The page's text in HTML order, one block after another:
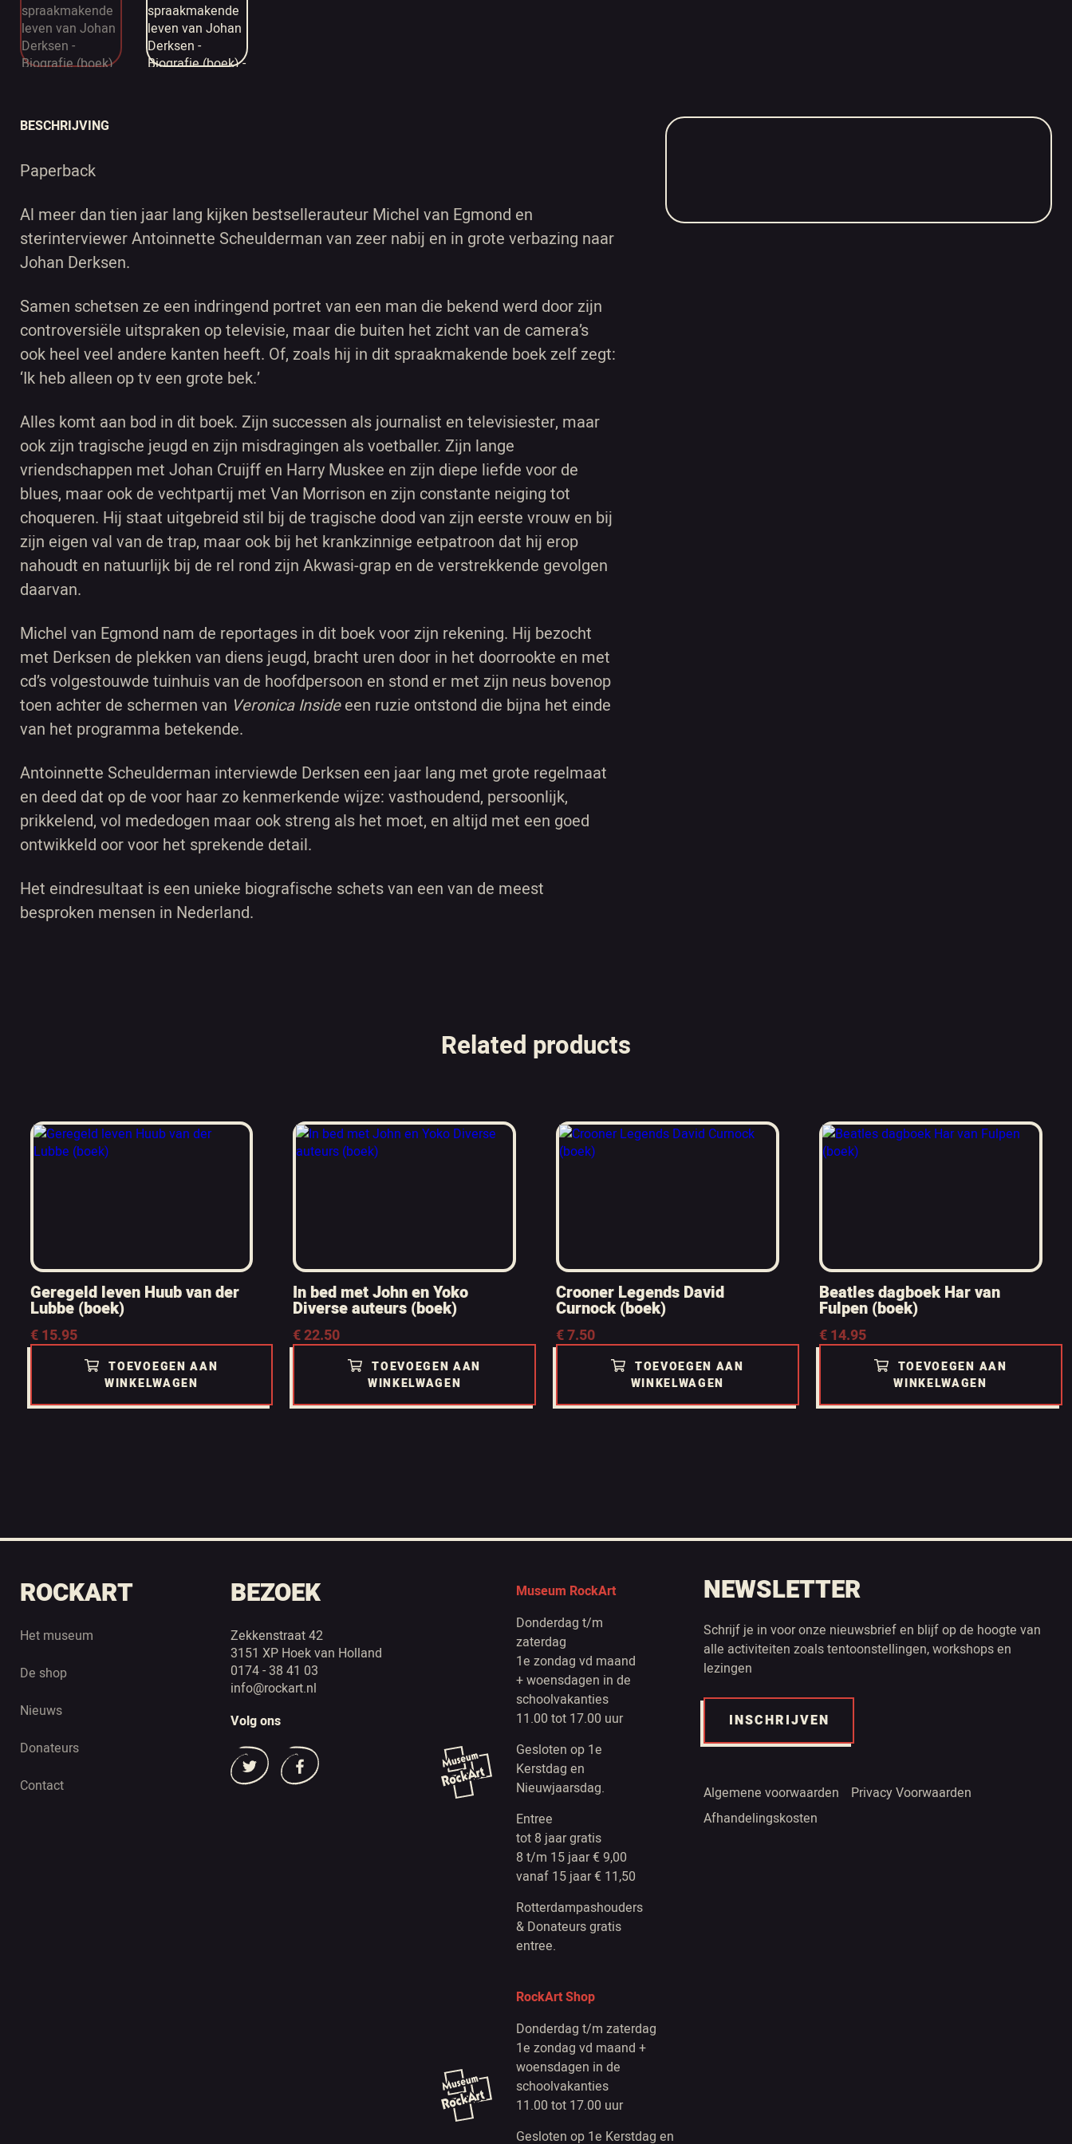
BESCHRIJVING
Paperback
Al meer dan tien jaar lang kijken bestsellerauteur Michel van Egmond en
sterinterviewer Antoinnette Scheulderman van zeer nabij en in grote verbazing naar
Johan Derksen.
Samen schetsen ze een indringend portret van een man die bekend werd door zijn
controversiële uitspraken op televisie, maar die buiten het zicht van de camera’s
ook heel veel andere kanten heeft. Of, zoals hij in dit spraakmakende boek zelf zegt:
‘Ik heb alleen op tv een grote bek.’
Alles komt aan bod in dit boek. Zijn successen als journalist en televisiester, maar
ook zijn tragische jeugd en zijn misdragingen als voetballer. Zijn lange
vriendschappen met Johan Cruijff en Harry Muskee en zijn diepe liefde voor de
blues, maar ook de vechtpartij met Van Morrison en zijn constante neiging tot
choqueren. Hij staat uitgebreid stil bij de tragische dood van zijn eerste vrouw en bij
zijn eigen val van de trap, maar ook bij het krankzinnige eetpatroon dat hij erop
nahoudt en natuurlijk bij de rel rond zijn Akwasi-grap en de verstrekkende gevolgen
daarvan.
Michel van Egmond nam de reportages in dit boek voor zijn rekening. Hij bezocht
met Derksen de plekken van diens jeugd, bracht uren door in het doorrookte en met
cd’s volgestouwde tuinhuis van de hoofdpersoon en stond er met zijn neus bovenop
toen achter de schermen van Veronica Insideeen ruzie ontstond die bijna het einde
van het programma betekende.
Antoinnette Scheulderman interviewde Derksen een jaar lang met grote regelmaat
en deed dat op de voor haar zo kenmerkende wijze: vasthoudend, persoonlijk,
prikkelend, vol mededogen maar ook streng als het moet, en altijd met een goed
ontwikkeld oor voor het sprekende detail.
Het eindresultaat is een unieke biografische schets van een van de meest
besproken mensen in Nederland.
Related products
Geregeld leven Huub van der
Lubbe (boek)
€15.95
TOEVOEGEN AAN
WINKELWAGEN
In bed met John en Yoko
Diverse auteurs (boek)
€22.50
TOEVOEGEN AAN
WINKELWAGEN
Crooner Legends David
Curnock (boek)
€7.50
TOEVOEGEN AAN
WINKELWAGEN
Beatles dagboek Har van
Fulpen (boek)
€14.95
TOEVOEGEN AAN
WINKELWAGEN
ROCKART
Het museum
De shop
Nieuws
Donateurs
Contact
BEZOEK
Zekkenstraat 42
3151 XP Hoek van Holland
0174 - 38 41 03
info@rockart.nl
Volg ons
Museum RockArt
Donderdag t/m
zaterdag
1e zondag vd maand
+ woensdagen in de
schoolvakanties
11.00 tot 17.00 uur
Gesloten op 1e
Kerstdag en
Nieuwjaarsdag.
Entree
tot 8 jaar gratis
8 t/m 15 jaar € 9,00
vanaf 15 jaar € 11,50
Rotterdampashouders
& Donateurs gratis
entree.
RockArt Shop
Donderdag t/m zaterdag
1e zondag vd maand +
woensdagen in de
schoolvakanties
11.00 tot 17.00 uur
Gesloten op 1e Kerstdag en
NEWSLETTER
Schrijf je in voor onze nieuwsbrief en blijf op de hoogte van
alle activiteiten zoals tentoonstellingen, workshops en
lezingen
INSCHRIJVEN
Algemene voorwaarden
Privacy Voorwaarden
Afhandelingskosten